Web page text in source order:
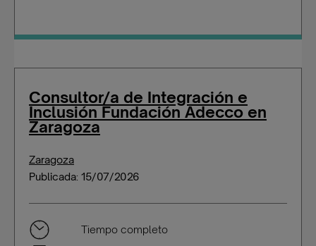
Consultor/a de Integración e
Inclusión Fundación Adecco en
Zaragoza
Zaragoza
Publicada: 15/07/2026
Tiempo completo